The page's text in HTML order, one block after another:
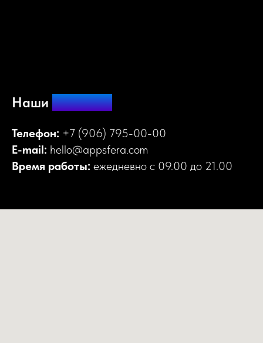
Наши контакты
Телефон: +7 (906) 795-00-00
E-mail: hello@appsfera.com
Время работы: ежедневно с 09.00 до 21.00